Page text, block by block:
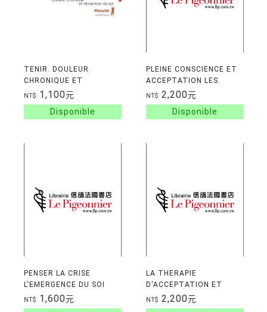
TENIR. DOULEUR
CHRONIQUE ET
REINVENTION DE SOI
NT$ 1,100元
PLEINE CONSCIENCE ET
ACCEPTATION LES
THERAPIES DE LA
TROISIEME VAGUE
NT$ 2,200元
PENSER LA CRISE
L'EMERGENCE DU SOI
NT$ 1,600元
LA THERAPIE
D'ACCEPTATION ET
D'ENGAGEMENT GUIDE
CLINIQUE
NT$ 2,200元